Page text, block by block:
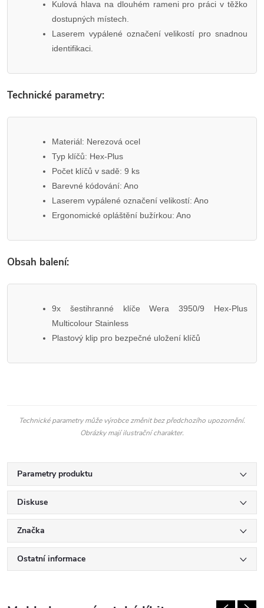
Kulová hlava na dlouhém rameni pro práci v těžko
dostupných místech.
Laserem vypálené označení velikostí pro snadnou
identifikaci.
Technické parametry:
Materiál: Nerezová ocel
Typ klíčů: Hex-Plus
Počet klíčů v sadě: 9 ks
Barevné kódování: Ano
Laserem vypálené označení velikostí: Ano
Ergonomické opláštění bužírkou: Ano
Obsah balení:
9x šestihranné klíče Wera 3950/9 Hex-Plus
Multicolour Stainless
Plastový klip pro bezpečné uložení klíčů
Technické parametry může výrobce změnit bez předchozího upozornění.
Obrázky mají ilustrační charakter.
Parametry produktu
Diskuse
Značka
Ostatní informace